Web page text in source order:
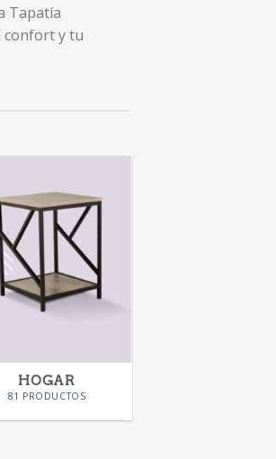
Tapatía
confort y tu
HOGAR
81 PRODUCTOS